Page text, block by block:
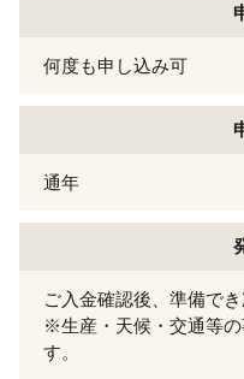
何度も申し込み可
通年
ご入金確認後、準備で
※生産・天候・交通等
す。